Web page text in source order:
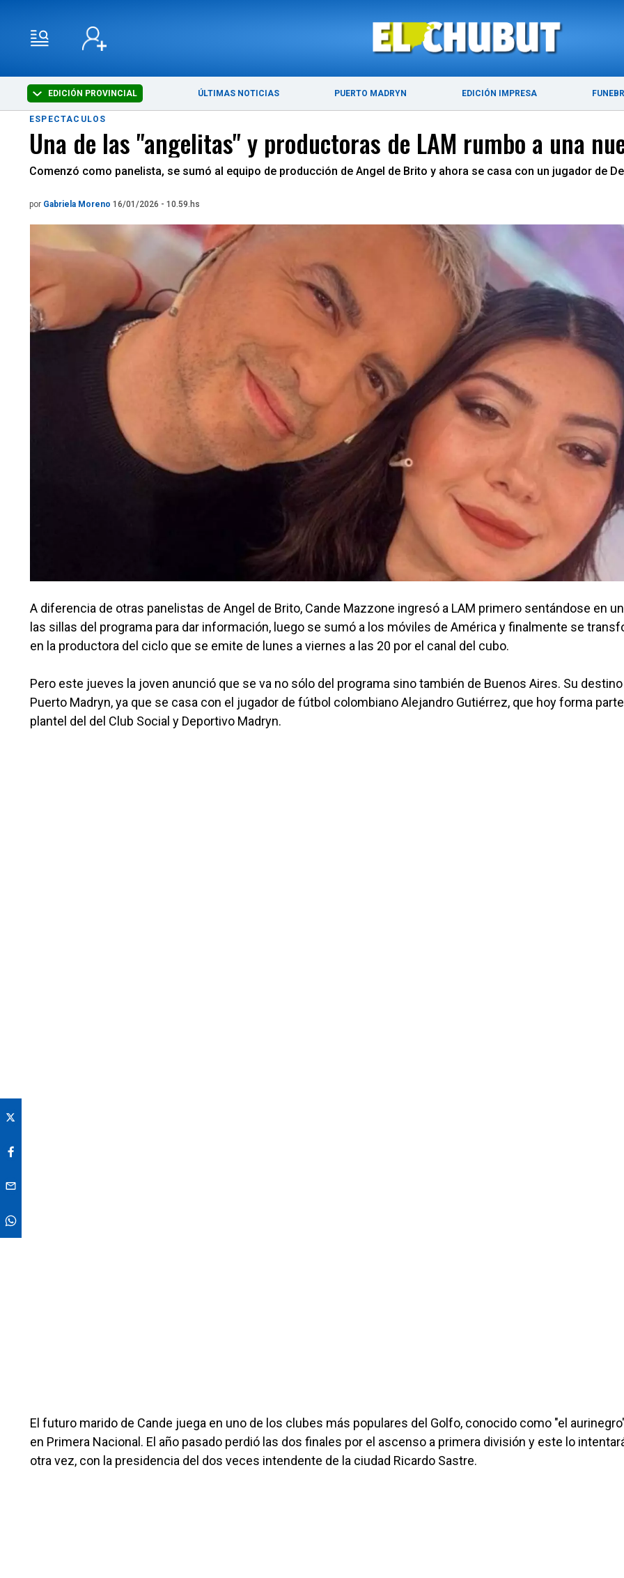
EDICIÓN PROVINCIAL ÚLTIMAS NOTICIAS PUERTO MADRYN EDICIÓN IMPRESA
ÚLTIMAS NOTICIAS PUERTO MADRYN
ESPECTACULOS
Una de las "angelitas" y productoras de LAM rumbo a una
Comenzó como panelista, se sumó al equipo de producción de Angel de Brito y ahora se casa con un jugador de
por Gabriela Moreno 16/01/2026 - 10.59.hs
A diferencia de otras panelistas de Angel de Brito, Cande Mazzone ingresó a LAM primero sentándose en
las sillas del programa para dar información, luego se sumó a los móviles de América y finalmente se
en la productora del ciclo que se emite de lunes a viernes a las 20 por el canal del cubo.
Pero este jueves la joven anunció que se va no sólo del programa sino también de Buenos Aires. Su destino
Puerto Madryn, ya que se casa con el jugador de fútbol colombiano Alejandro Gutiérrez, que hoy forma parte
plantel del del Club Social y Deportivo Madryn.
El futuro marido de Cande juega en uno de los clubes más populares del Golfo, conocido como "el
en Primera Nacional. El año pasado perdió las dos finales por el ascenso a primera división y este lo
otra vez, con la presidencia del dos veces intendente de la ciudad Ricardo Sastre.